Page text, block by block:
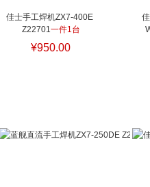
佳士手工焊机ZX7-400E
Z22701一件1台
¥950.00